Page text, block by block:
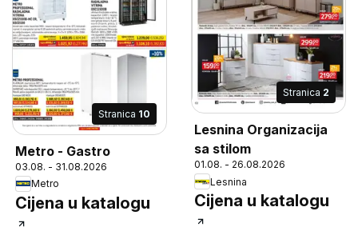
Stranica 10
Metro - Gastro
03.08. - 31.08.2026
Metro
Cijena u katalogu
Stranica 2
Lesnina Organizacija
sa stilom
01.08. - 26.08.2026
Lesnina
Cijena u katalogu